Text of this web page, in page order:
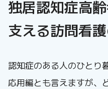
独居認知症高
支える訪問看
認知症のある人のひとり
応用編とも言えますが、